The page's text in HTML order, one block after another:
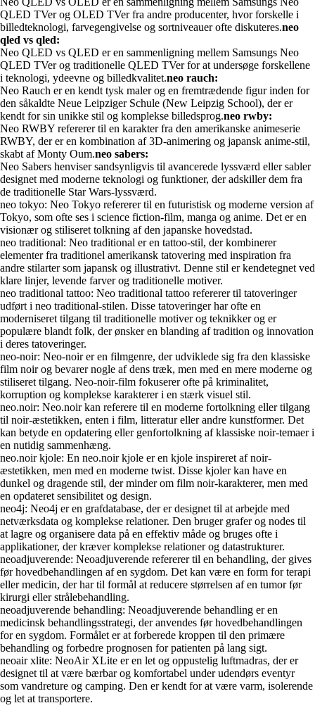
QLED TVer og OLED TVer fra andre producenter, hvor forskelle i
billedteknologi, farvegengivelse og sortniveauer ofte diskuteres.neo
qled vs qled:
Neo QLED vs QLED er en sammenligning mellem Samsungs Neo
QLED TVer og traditionelle QLED TVer for at undersøge forskellene
i teknologi, ydeevne og billedkvalitet.neo rauch:
Neo Rauch er en kendt tysk maler og en fremtrædende figur inden for
den såkaldte Neue Leipziger Schule (New Leipzig School), der er
kendt for sin unikke stil og komplekse billedsprog.neo rwby:
Neo RWBY refererer til en karakter fra den amerikanske animeserie
RWBY, der er en kombination af 3D-animering og japansk anime-stil,
skabt af Monty Oum.neo sabers:
Neo Sabers henviser sandsynligvis til avancerede lyssværd eller sabler
designet med moderne teknologi og funktioner, der adskiller dem fra
de traditionelle Star Wars-lyssværd.
neo tokyo: Neo Tokyo refererer til en futuristisk og moderne version af
Tokyo, som ofte ses i science fiction-film, manga og anime. Det er en
visionær og stiliseret tolkning af den japanske hovedstad.
neo traditional: Neo traditional er en tattoo-stil, der kombinerer
elementer fra traditionel amerikansk tatovering med inspiration fra
andre stilarter som japansk og illustrativt. Denne stil er kendetegnet ved
klare linjer, levende farver og traditionelle motiver.
neo traditional tattoo: Neo traditional tattoo refererer til tatoveringer
udført i neo traditional-stilen. Disse tatoveringer har ofte en
moderniseret tilgang til traditionelle motiver og teknikker og er
populære blandt folk, der ønsker en blanding af tradition og innovation
i deres tatoveringer.
neo-noir: Neo-noir er en filmgenre, der udviklede sig fra den klassiske
film noir og bevarer nogle af dens træk, men med en mere moderne og
stiliseret tilgang. Neo-noir-film fokuserer ofte på kriminalitet,
korruption og komplekse karakterer i en stærk visuel stil.
neo.noir: Neo.noir kan referere til en moderne fortolkning eller tilgang
til noir-æstetikken, enten i film, litteratur eller andre kunstformer. Det
kan betyde en opdatering eller genfortolkning af klassiske noir-temaer i
en nutidig sammenhæng.
neo.noir kjole: En neo.noir kjole er en kjole inspireret af noir-
æstetikken, men med en moderne twist. Disse kjoler kan have en
dunkel og dragende stil, der minder om film noir-karakterer, men med
en opdateret sensibilitet og design.
neo4j: Neo4j er en grafdatabase, der er designet til at arbejde med
netværksdata og komplekse relationer. Den bruger grafer og nodes til
at lagre og organisere data på en effektiv måde og bruges ofte i
applikationer, der kræver komplekse relationer og datastrukturer.
neoadjuverende: Neoadjuverende refererer til en behandling, der gives
før hovedbehandlingen af en sygdom. Det kan være en form for terapi
eller medicin, der har til formål at reducere størrelsen af en tumor før
kirurgi eller strålebehandling.
neoadjuverende behandling: Neoadjuverende behandling er en
medicinsk behandlingsstrategi, der anvendes før hovedbehandlingen
for en sygdom. Formålet er at forberede kroppen til den primære
behandling og forbedre prognosen for patienten på lang sigt.
neoair xlite: NeoAir XLite er en let og oppustelig luftmadras, der er
designet til at være bærbar og komfortabel under udendørs eventyr
som vandreture og camping. Den er kendt for at være varm, isolerende
og let at transportere.